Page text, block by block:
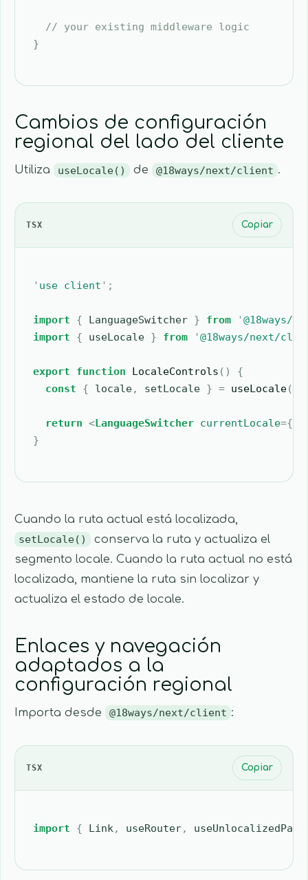
  // your existing middleware logic
}
Cambios de configuración
regional del lado del cliente
Utiliza useLocale() de @18ways/next/client .
TSX Copiar
' use client ' ;
import { LanguageSwitcher } from ' @18ways/
import { useLocale } from ' @18ways/next/
export function LocaleControls ()
{
  const
{ locale, setLocale } = useLocale();
  return
<LanguageSwitcher currentLocale={
}
Cuando la ruta actual está localizada,
setLocale()
conserva la ruta y actualiza el
segmento locale. Cuando la ruta actual no está
localizada, mantiene la ruta sin localizar y
actualiza el estado de locale.
Enlaces y navegación
adaptados a la
configuración regional
Importa desde @18ways/next/client :
TSX Copiar
import { Link , useRouter,